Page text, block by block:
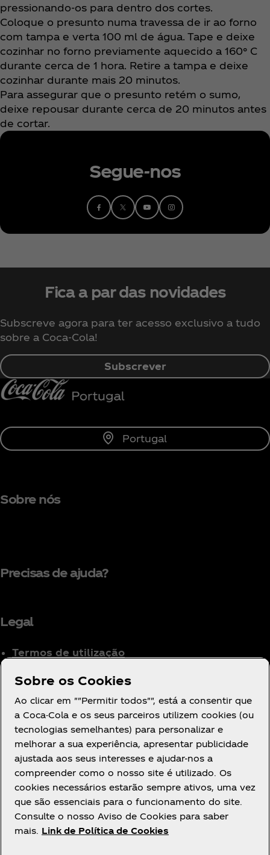
pressionando-os para dentro dos cortes.
Coloque o presunto numa travessa de ir ao forno
com tampa e verta 100 ml de água. Tape e deixe
cozinhar no forno previamente aquecido a 160° C
durante cerca de 1 hora. Retire a tampa e deixe
cozinhar durante mais 20 minutos.
Para assegurar que o presunto retém o sumo,
deixe repousar durante cerca de 20 minutos antes
de cortar.
Segue-nos
Fica a par das novidades
Subscreve agora para ter acesso exclusivo a tudo
sobre a Coca‑Cola!
Subscrever
Portugal
Sobre nós
Precisas de ajuda?
Legal
Termos de utilização
para Consumidores
Definições de cookies
Aviso de Cookies
Declaração de
Acessibilidade
Sobre os Cookies
Ao clicar em ""Permitir todos"", está a consentir que
a Coca-Cola e os seus parceiros utilizem cookies (ou
tecnologias semelhantes) para personalizar e
melhorar a sua experiência, apresentar publicidade
ajustada aos seus interesses e ajudar-nos a
compreender como o nosso site é utilizado. Os
cookies necessários estarão sempre ativos, uma vez
que são essenciais para o funcionamento do site.
Consulte o nosso Aviso de Cookies para saber
mais. Link de Política de Cookies